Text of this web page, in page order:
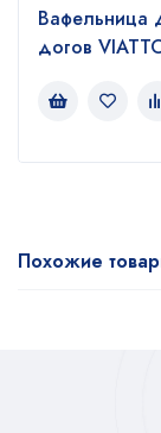
Вафельница
догов
Похожие